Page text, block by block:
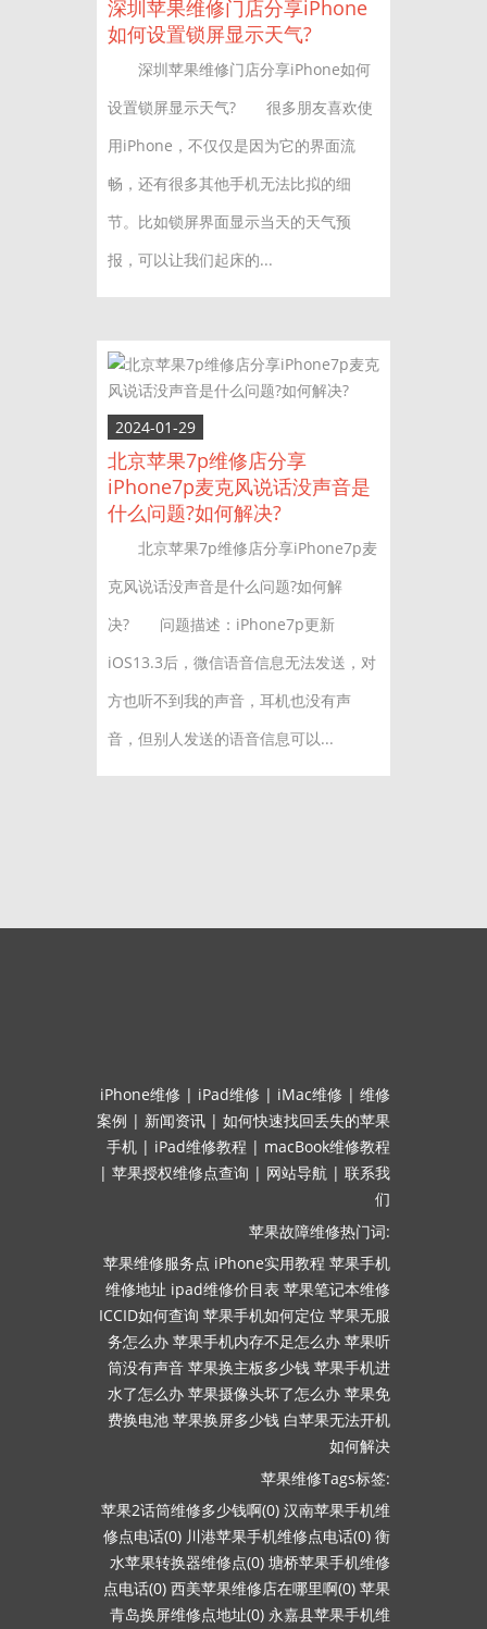
深圳苹果维修门店分享iPhone
如何设置锁屏显示天气?
深圳苹果维修门店分享iPhone如何
设置锁屏显示天气? 很多朋友喜欢使
用iPhone，不仅仅是因为它的界面流
畅，还有很多其他手机无法比拟的细
节。比如锁屏界面显示当天的天气预
报，可以让我们起床的...
2024-01-29
北京苹果7p维修店分享
iPhone7p麦克风说话没声音是
什么问题?如何解决?
北京苹果7p维修店分享iPhone7p麦
克风说话没声音是什么问题?如何解
决? 问题描述：iPhone7p更新
iOS13.3后，微信语音信息无法发送，对
方也听不到我的声音，耳机也没有声
音，但别人发送的语音信息可以...
iPhone维修 | iPad维修 | iMac维修 | 维修
案例 | 新闻资讯 | 如何快速找回丢失的苹果
手机 | iPad维修教程 | macBook维修教程
| 苹果授权维修点查询 | 网站导航 | 联系我
们
苹果故障维修热门词:
苹果维修服务点 iPhone实用教程 苹果手机
维修地址 ipad维修价目表 苹果笔记本维修
ICCID如何查询 苹果手机如何定位 苹果无服
务怎么办 苹果手机内存不足怎么办 苹果听
筒没有声音 苹果换主板多少钱 苹果手机进
水了怎么办 苹果摄像头坏了怎么办 苹果免
费换电池 苹果换屏多少钱 白苹果无法开机
如何解决
苹果维修Tags标签:
苹果2话筒维修多少钱啊(0) 汉南苹果手机维
修点电话(0) 川港苹果手机维修点电话(0) 衡
水苹果转换器维修点(0) 塘桥苹果手机维修
点电话(0) 西美苹果维修店在哪里啊(0) 苹果
青岛换屏维修点地址(0) 永嘉县苹果手机维